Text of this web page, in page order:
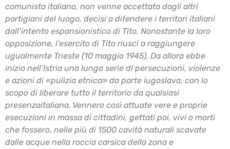
comunista italiano, non venne accettata dagli altri
partigiani del luogo, decisi a difendere i territori italiani
dall’intento espansionistico di Tito. Nonostante la loro
opposizione, l’esercito di Tito riuscì a raggiungere
ugualmente Trieste (10 maggio 1945). Da allora ebbe
inizio nell’Istria una lunga serie di persecuzioni, violenze
e azioni di «pulizia etnica» da parte iugoslava, con lo
scopo di liberare tutto il territorio da qualsiasi
presenzaitaliana. Vennero così attuate vere e proprie
esecuzioni in massa di cittadini, gettati poi, vivi o morti
che fossero, nelle più di 1500 cavità naturali scavate
dalle acque nella roccia carsica della zona e